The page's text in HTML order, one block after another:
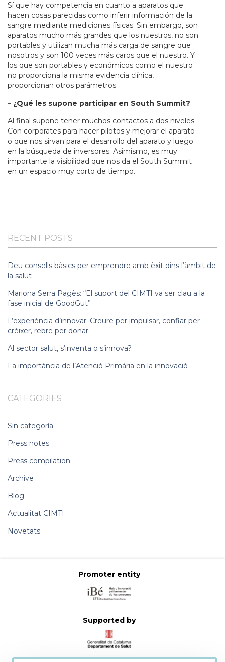
Sí que hay competencia en cuanto a aparatos que
hacen cosas parecidas como inferir información de la
sangre mediante mediciones físicas. Sin embargo, son
aparatos mucho más grandes que los nuestros, no son
portables y utilizan mucha más carga de sangre que
nosotros y son 100 veces más caros que el nuestro. Y
los que son portables y económicos como el nuestro
no proporciona la misma evidencia clínica,
proporcionan otros parámetros.
– ¿Qué les supone participar en South Summit?
Al final supone tener muchos contactos a dos niveles.
Con corporates para hacer pilotos y mejorar el aparato
o que nos sirvan para el desarrollo del aparato y luego
en la búsqueda de inversores. Asimismo, es muy
importante la visibilidad que nos da el South Summit
en un espacio muy corto de tiempo.
RECENT POSTS
Deu consells bàsics per emprendre amb èxit dins l’àmbit de
la salut
Mariona Serra Pagès: “El suport del CIMTI va ser clau a la
fase inicial de GoodGut”
L’experiència d’innovar: Creure per impulsar, confiar per
créixer, rebre per donar
Al sector salut, s’inventa o s’innova?
La importància de l’Atenció Primària en la innovació
CATEGORIES
Sin categoría
Press notes
Press compilation
Archive
Blog
Actualitat CIMTI
Novetats
Promoter entity
Supported by